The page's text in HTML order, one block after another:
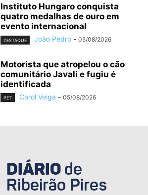
Instituto Hungaro conquista
quatro medalhas de ouro em
evento internacional
DESTAQUE João Pedro - 05/08/2026
Motorista que atropelou o cão
comunitário Javali e fugiu é
identificada
PET Carol Veiga - 05/08/2026